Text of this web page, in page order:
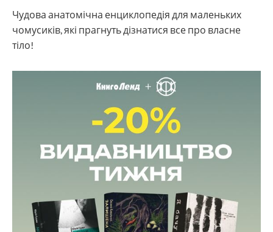
Чудова анатомічна енциклопедія для маленьких
чомусиків, які прагнуть дізнатися все про власне
тіло!